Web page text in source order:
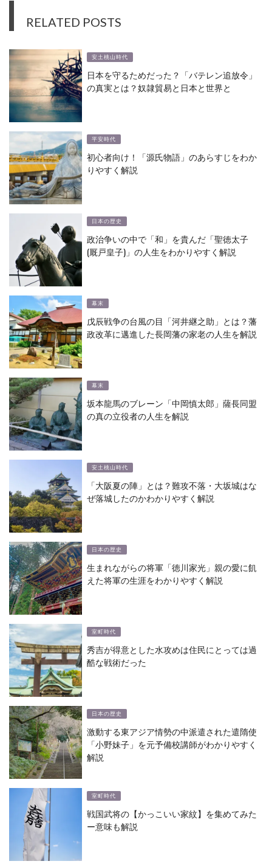
RELATED POSTS
安土桃山時代
日本を守るためだった？「バテレン追放令」
の真実とは？奴隷貿易と日本と世界と
平安時代
初心者向け！「源氏物語」のあらすじをわか
りやすく解説
日本の歴史
政治争いの中で「和」を貴んだ「聖徳太子
(厩戸皇子)」の人生をわかりやすく解説
幕末
戊辰戦争の台風の目「河井継之助」とは？藩
政改革に邁進した長岡藩の家老の人生を解説
幕末
坂本龍馬のブレーン「中岡慎太郎」薩長同盟
の真の立役者の人生を解説
安土桃山時代
「大阪夏の陣」とは？難攻不落・大坂城はな
ぜ落城したのかわかりやすく解説
日本の歴史
生まれながらの将軍「徳川家光」親の愛に飢
えた将軍の生涯をわかりやすく解説
室町時代
秀吉が得意とした水攻めは住民にとっては過
酷な戦術だった
日本の歴史
激動する東アジア情勢の中派遣された遣隋使
「小野妹子」を元予備校講師がわかりやすく
解説
室町時代
戦国武将の【かっこいい家紋】を集めてみた
ー意味も解説